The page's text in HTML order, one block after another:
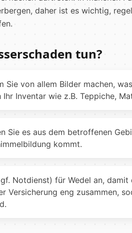
daher ist es wichtig,
tun?
Sie von allem Bilder machen,
Inventar wie z.B. Teppiche,
Sie es aus dem betroffenen
kommt.
Notdienst) für Wedel an, damit
Versicherung eng zusammen,